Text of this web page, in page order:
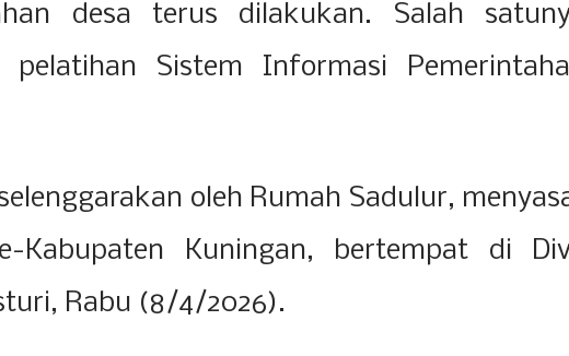
desa terus dilakukan. Salah
pelatihan Sistem Informasi
oleh Rumah Sadulur,
Kabupaten Kuningan, bertempat di
Rabu (8/4/2026).